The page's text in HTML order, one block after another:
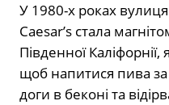
У 1980-х роках
Caesar’s стала
Південної
щоб напитися пива за
доги в беконі та